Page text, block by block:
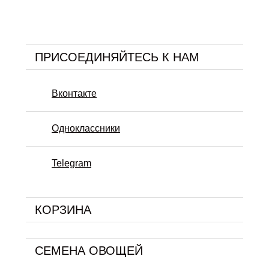
ПРИСОЕДИНЯЙТЕСЬ К НАМ
Вконтакте
Одноклассники
Telegram
КОРЗИНА
СЕМЕНА ОВОЩЕЙ